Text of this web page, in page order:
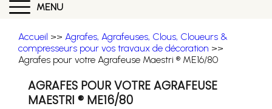
MENU
Accueil >> Agrafes, Agrafeuses, Clous, Cloueurs &
compresseurs pour vos travaux de décoration >>
Agrafes pour votre Agrafeuse Maestri ® ME16/80
AGRAFES POUR VOTRE AGRAFEUSE
MAESTRI ® ME16/80